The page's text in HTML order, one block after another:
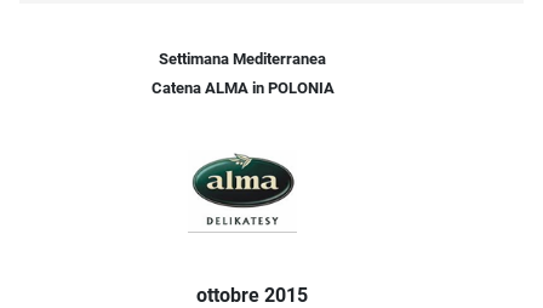
Descrizione iniziativa
Settimana Mediterranea
Catena ALMA in POLONIA
ottobre 2015